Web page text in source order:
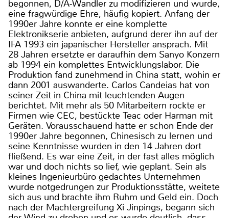
begonnen, D/A-Wandler zu modifizieren und wurde,
eine fragwürdige Ehre, häufig kopiert. Anfang der
1990er Jahre konnte er eine komplette
Elektronikserie anbieten, aufgrund derer ihn auf der
IFA 1993 ein japanischer Hersteller ansprach. Mit
28 Jahren ersetzte er daraufhin dem Sanyo Konzern
ab 1994 ein komplettes Entwicklungslabor. Die
Produktion fand zunehmend in China statt, wohin er
dann 2001 auswanderte. Carlos Candeias hat von
seiner Zeit in China mit leuchtenden Augen
berichtet. Mit mehr als 50 Mitarbeitern rockte er
Firmen wie CEC, bestückte Teac oder Harman mit
Geräten. Vorausschauend hatte er schon Ende der
1990er Jahre begonnen, Chinesisch zu lernen und
seine Kenntnisse wurden in den 14 Jahren dort
fließend. Es war eine Zeit, in der fast alles möglich
war und doch nichts so lief, wie geplant. Sein als
kleines Ingenieurbüro gedachtes Unternehmen
wurde notgedrungen zur Produktionsstätte, weitete
sich aus und brachte ihm Ruhm und Geld ein. Doch
nach der Machtergreifung Xi Jinpings, begann sich